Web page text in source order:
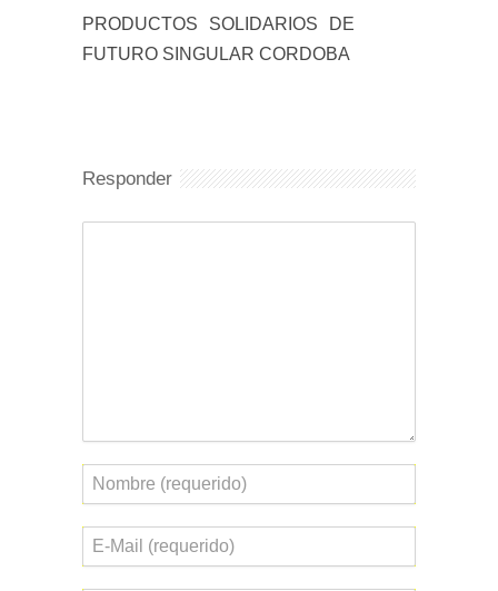
PRODUCTOS SOLIDARIOS DE
FUTURO SINGULAR CORDOBA
Responder
Nombre
Correo
electrónico